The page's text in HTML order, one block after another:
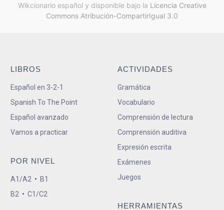
Wikcionario español y disponible bajo la Licencia Creative
Commons Atribución-CompartirIgual 3.0
LIBROS
Español en 3-2-1
Spanish To The Point
Español avanzado
Vamos a practicar
POR NIVEL
A1/A2 • B1
B2 • C1/C2
ACTIVIDADES
Gramática
Vocabulario
Comprensión de lectura
Comprensión auditiva
Expresión escrita
Exámenes
Juegos
HERRAMIENTAS